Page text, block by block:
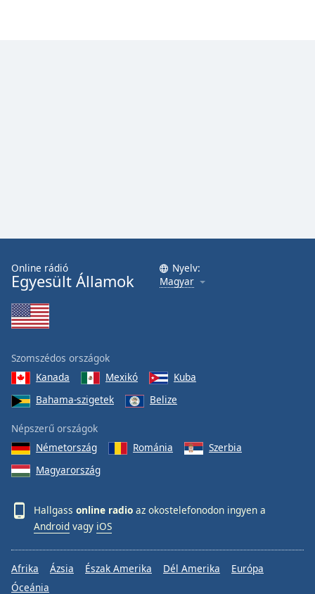
Online rádió
Egyesült Államok
Nyelv:
Magyar
Szomszédos országok
Kanada
Mexikó
Kuba
Bahama-szigetek
Belize
Népszerű országok
Németország
Románia
Szerbia
Magyarország
Hallgass online radio az okostelefonodon ingyen a
Android vagy iOS
Afrika Ázsia Észak Amerika Dél Amerika
Európa
Óceánia